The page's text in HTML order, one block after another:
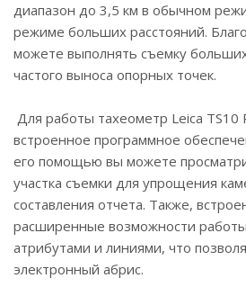
диапазон до 3,5 км в обычном
режиме больших расстояний.
можете выполнять съемку
частого выноса опорных точек.
Для работы тахеометр Leica TS10
встроенное программное
его помощью вы можете
участка съемки для упрощения
составления отчета. Также,
расширенные возможности
атрибутами и линиями, что
электронный абрис.